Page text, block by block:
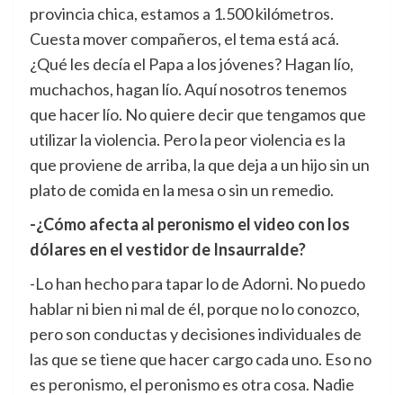
provincia chica, estamos a 1.500 kilómetros.
Cuesta mover compañeros, el tema está acá.
¿Qué les decía el Papa a los jóvenes? Hagan lío,
muchachos, hagan lío. Aquí nosotros tenemos
que hacer lío. No quiere decir que tengamos que
utilizar la violencia. Pero la peor violencia es la
que proviene de arriba, la que deja a un hijo sin un
plato de comida en la mesa o sin un remedio.
-¿Cómo afecta al peronismo el video con los
dólares en el vestidor de Insaurralde?
-Lo han hecho para tapar lo de Adorni. No puedo
hablar ni bien ni mal de él, porque no lo conozco,
pero son conductas y decisiones individuales de
las que se tiene que hacer cargo cada uno. Eso no
es peronismo, el peronismo es otra cosa. Nadie